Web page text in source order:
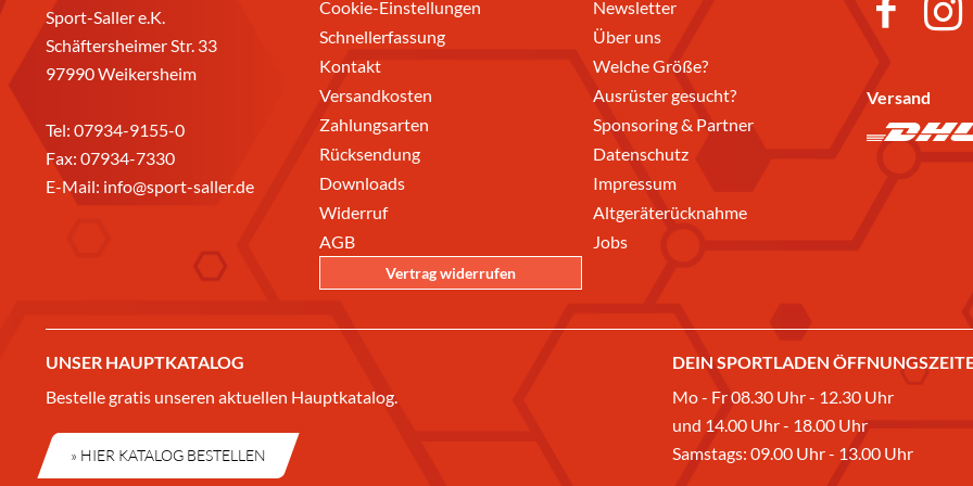
Sport-Saller e.K.
Schäftersheimer Str. 33
97990 Weikersheim
Tel: 07934-9155-0
Fax: 07934-7330
E-Mail: info@sport-saller.de
Cookie-Einstellungen
Schnellerfassung
Kontakt
Versandkosten
Zahlungsarten
Rücksendung
Downloads
Widerruf
AGB
Vertrag widerrufen
Newsletter
Über uns
Welche Größe?
Ausrüster gesucht?
Sponsoring & Partner
Datenschutz
Impressum
Altgeräterücknahme
Jobs
Versand
UNSER HAUPTKATALOG
Bestelle gratis unseren aktuellen Hauptkatalog.
» HIER KATALOG BESTELLEN
DEIN SPORTLADEN
Mo - Fr 08.30 Uhr - 12.30 Uhr
und 14.00 Uhr - 18.00 Uhr
Samstags: 09.00 Uhr - 13.00 Uhr